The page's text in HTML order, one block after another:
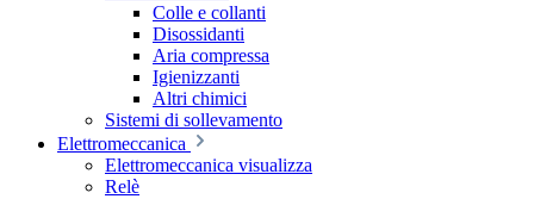
Colle e collanti
Disossidanti
Aria compressa
Igienizzanti
Altri chimici
Sistemi di sollevamento
Elettromeccanica
Elettromeccanica visualizza
Relè